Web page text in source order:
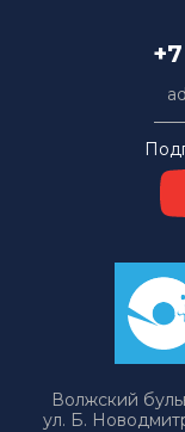
Волжский
ул. Б.